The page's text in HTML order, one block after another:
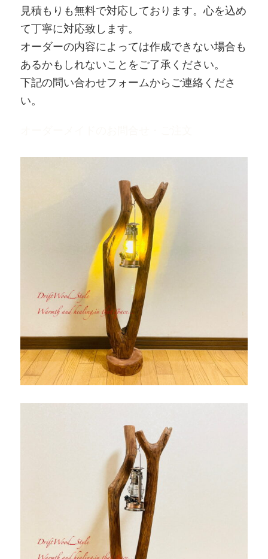
見積もりも無料で対応しております。心を込め
て丁寧に対応致します。
オーダーの内容によっては作成できない場合も
あるかもしれないことをご了承ください。
下記の問い合わせフォームからご連絡くださ
い。